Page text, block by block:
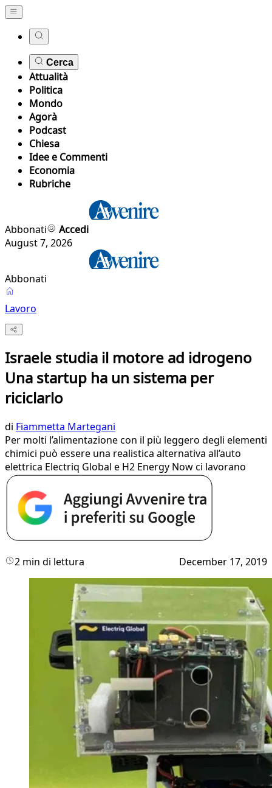
Cerca
Attualità
Politica
Mondo
Agorà
Podcast
Chiesa
Idee e Commenti
Economia
Rubriche
Abbonati
Accedi
August 7, 2026
Abbonati
Lavoro
Israele studia il motore ad idrogeno
Una startup ha un sistema per
riciclarlo
di Fiammetta Martegani
Per molti l’alimentazione con il più leggero degli elementi
chimici può essere una realistica alternativa all’auto
elettrica Electriq Global e H2 Energy Now ci lavorano
2 min di lettura December 17, 2019